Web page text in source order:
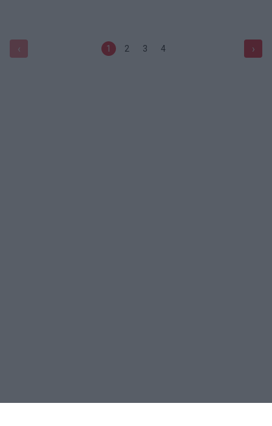
‹ 1 2 3 4 ›